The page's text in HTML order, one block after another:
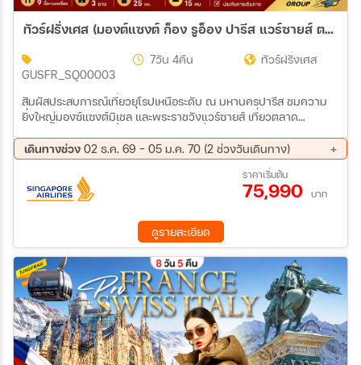
ทัวร์ฝรั่งเศส (มองต์แซงต์ ก็อง รูอ็อง ปารีส แวร์ซายส์ ตลาดคริสต์มาสปารีส) 7วัน 4คืน
GUSFR_SQ00003
7วัน 4คืน ทัวร์ฝรั่งเศส
สัมผัสประสบการณ์เที่ยวยุโรปเหนือระดับ ณ มหานครปารีส ชมความ
ยิ่งใหญ่มองซ์แซงต์มิเชล และพระราชวังแวร์ซายส์ เที่ยวตลาด
เดินทางช่วง 02 ธ.ค. 69 - 05 ม.ค. 70 (2 ช่วงวันเดินทาง)
30 ธ.ค. 69 - 05 ม.ค. 70
ราคาเริ่มต้น
75,990 บาท
ดูรายละเอียด